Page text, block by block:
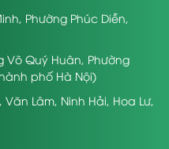
Phường Phúc Diễn,
Võ Quý Huân, Phường
phố Hà Nội)
Văn Lâm, Ninh Hải, Hoa Lư,